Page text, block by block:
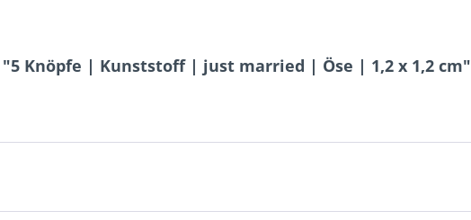
Knöpfe | Kunststoff | just married | Öse | 1,2 x 1,2 cm"